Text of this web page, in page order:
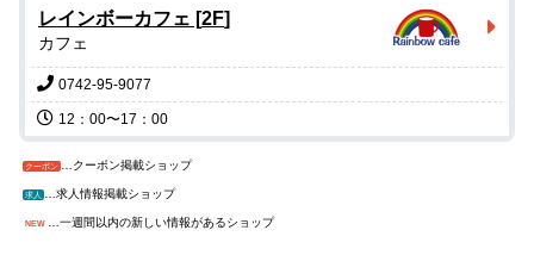
レインボーカフェ [2F]
カフェ
0742-95-9077
クーポン …クーポン掲載ショップ
求人 …求人情報掲載ショップ
NEW …一週間以内の新しい情報があるショップ